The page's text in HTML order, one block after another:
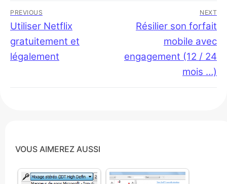
Navigation
de
l’article
PREVIOUS
Previous
post:
Utiliser Netflix
gratuitement et
légalement
NEXT
Next
Résilier son forfait
mobile avec
engagement (12 / 24
mois …)
VOUS AIMEREZ AUSSI